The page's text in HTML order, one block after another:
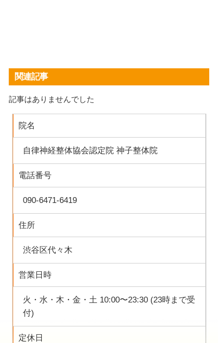
関連記事
記事はありませんでした
院名
自律神経整体協会認定院 神子整体院
電話番号
090-6471-6419
住所
渋谷区代々木
営業日時
火・水・木・金・土 10:00〜23:30 (23時まで受
付)
定休日